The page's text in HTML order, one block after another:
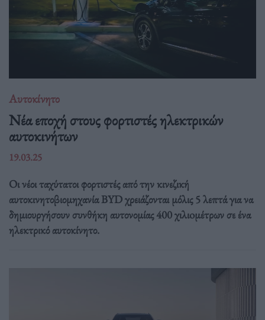
Αυτοκίνητο
Νέα εποχή στους φορτιστές ηλεκτρικών
αυτοκινήτων
19.03.25
Οι νέοι ταχύτατοι φορτιστές από την κινεζική
αυτοκινητοβιομηχανία BYD χρειάζονται μόλις 5 λεπτά για να
δημιουργήσουν συνθήκη αυτονομίας 400 χιλιoμέτρων σε ένα
ηλεκτρικό αυτοκίνητο.